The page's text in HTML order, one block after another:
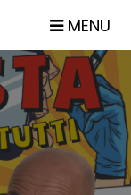
MENU